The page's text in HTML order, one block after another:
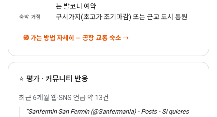
는 발코니 예약
숙박 거점 구시가지(초고가·조기마감) 또는 근교 도시 통원
🧭 가는 방법 자세히 — 공항·교통·숙소 →
⭐ 평가 · 커뮤니티 반응
최근 6개월 웹·SNS 언급 약 13건
“Sanfermin San Fermín (@Sanfermania) - Posts - Si quieres